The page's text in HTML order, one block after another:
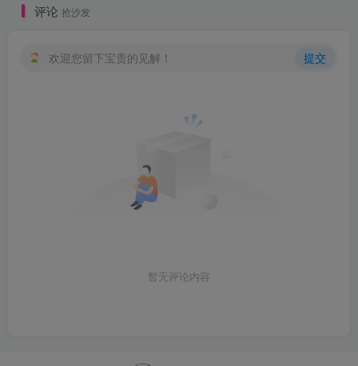
评论 抢沙发
欢迎您留下宝贵的见解！ 提交
暂无评论内容